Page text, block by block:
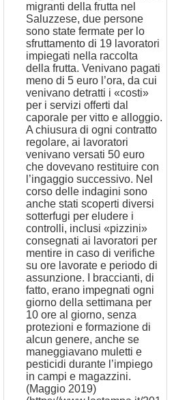
migranti della frutta nel
Saluzzese, due persone
sono state fermate per lo
sfruttamento di 19 lavoratori
impiegati nella raccolta
della frutta. Venivano pagati
meno di 5 euro l’ora, da cui
venivano detratti i «costi»
per i servizi offerti dal
caporale per vitto e alloggio.
A chiusura di ogni contratto
regolare, ai lavoratori
venivano versati 50 euro
che dovevano restituire con
l’ingaggio successivo. Nel
corso delle indagini sono
anche stati scoperti diversi
sotterfugi per eludere i
controlli, inclusi «pizzini»
consegnati ai lavoratori per
mentire in caso di verifiche
su ore lavorate e periodo di
assunzione. I braccianti, di
fatto, erano impegnati ogni
giorno della settimana per
10 ore al giorno, senza
protezioni e formazione di
alcun genere, anche se
maneggiavano muletti e
pesticidi durante l’impiego
in campi e magazzini.
(Maggio 2019)